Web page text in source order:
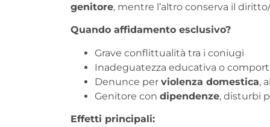
genitore, mentre l’altro conserva il
Quando affidamento esclusivo?
Grave conflittualità tra i coniugi
Inadeguatezza educativa o
Denunce per violenza domestica,
Genitore con dipendenze, disturbi
Effetti principali: